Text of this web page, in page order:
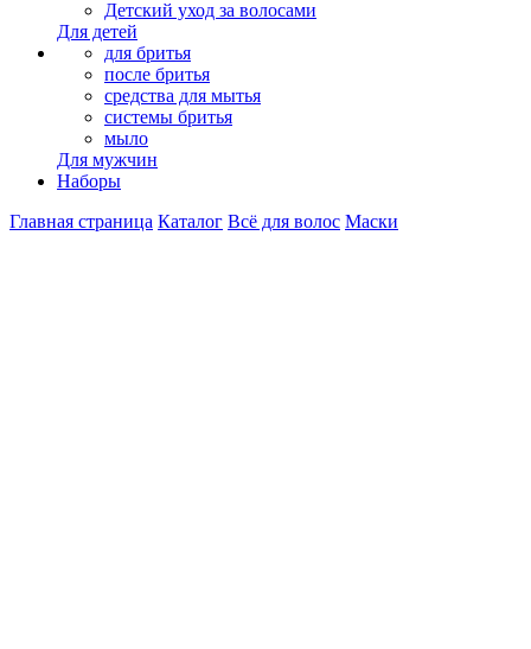
Детский уход за волосами
Для детей
для бритья
после бритья
средства для мытья
системы бритья
мыло
Для мужчин
Наборы
Главная страница Каталог Всё для волос Маски